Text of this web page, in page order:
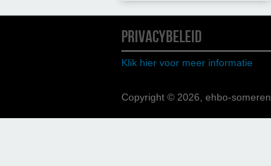
PRIVACYBELEID
Klik hier voor meer informatie
Copyright © 2026, ehbo-someren